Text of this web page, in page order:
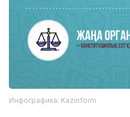
Инфографика: Kazinform